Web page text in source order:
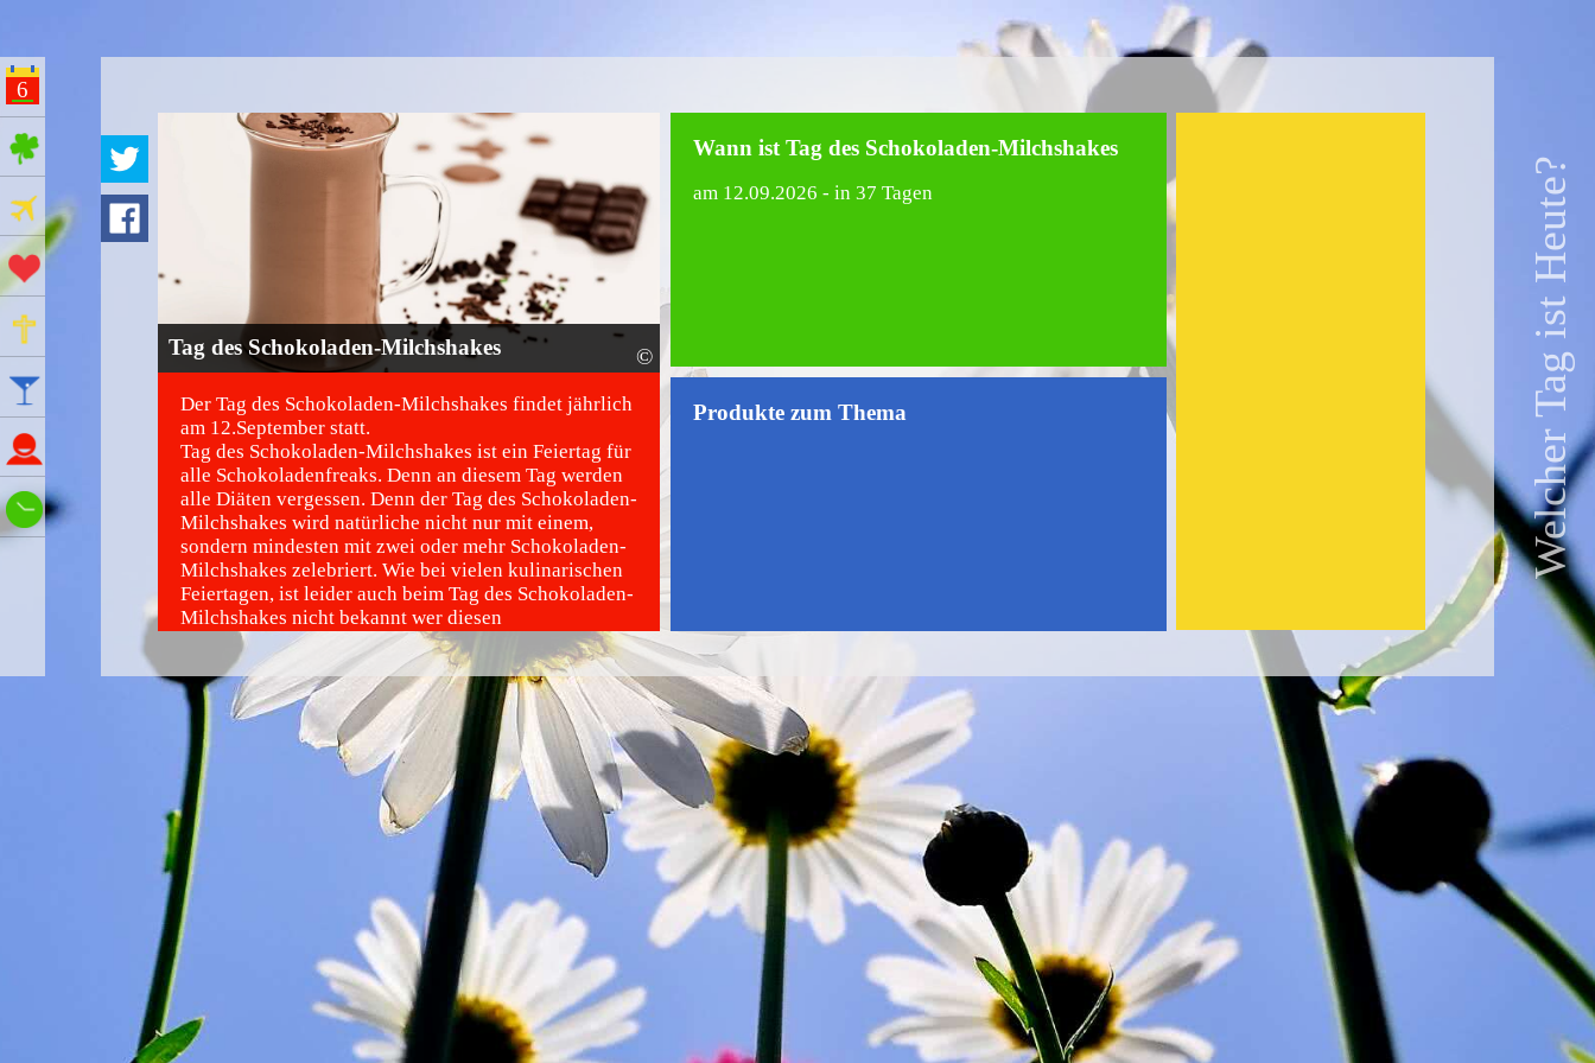
Welcher Tag ist Heute?
6
ges Feiertage
Ferien
Aktionstage
Gedenktage
Namenstage
Wie spät ist es?
Tag des Schokoladen-Milchshakes ©
Der Tag des Schokoladen-Milchshakes findet jährlich
am 12.September statt.
Tag des Schokoladen-Milchshakes ist ein Feiertag für
alle Schokoladenfreaks. Denn an diesem Tag werden
alle Diäten vergessen. Denn der Tag des Schokoladen-
Milchshakes wird natürliche nicht nur mit einem,
sondern mindesten mit zwei oder mehr Schokoladen-
Milchshakes zelebriert. Wie bei vielen kulinarischen
Feiertagen, ist leider auch beim Tag des Schokoladen-
Milchshakes nicht bekannt wer diesen
verführerischen Tag ins Leben gerufen hat.
Wann ist Tag des Schokoladen-Milchshakes
am 12.09.2026 - in 37 Tagen
Produkte zum Thema